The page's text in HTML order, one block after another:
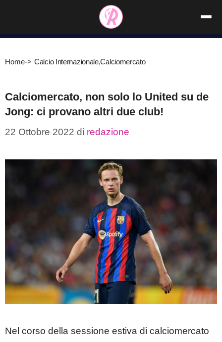
contenuto
Home-> Calcio Internazionale,Calciomercato
Calciomercato, non solo lo United su de
Jong: ci provano altri due club!
22 Ottobre 2022 di redazione
Nel corso della sessione estiva di calciomercato